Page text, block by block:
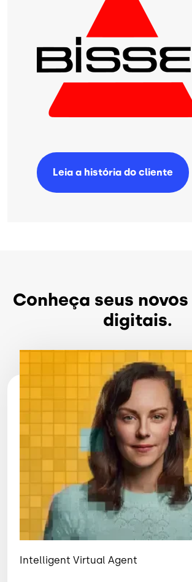
Leia a história do cliente
Conheça seus
digitais.
Intelligent Virtual Agent